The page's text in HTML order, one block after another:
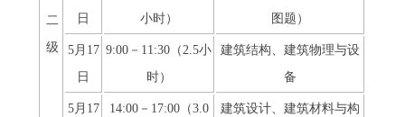
二
级
日
小时）
图题）
5月17
日
9:00－11:30（2.5小
时）
建筑结构、建筑物理与设
备
5月17
14:00－17:00（3.0
建筑设计、建筑材料与构